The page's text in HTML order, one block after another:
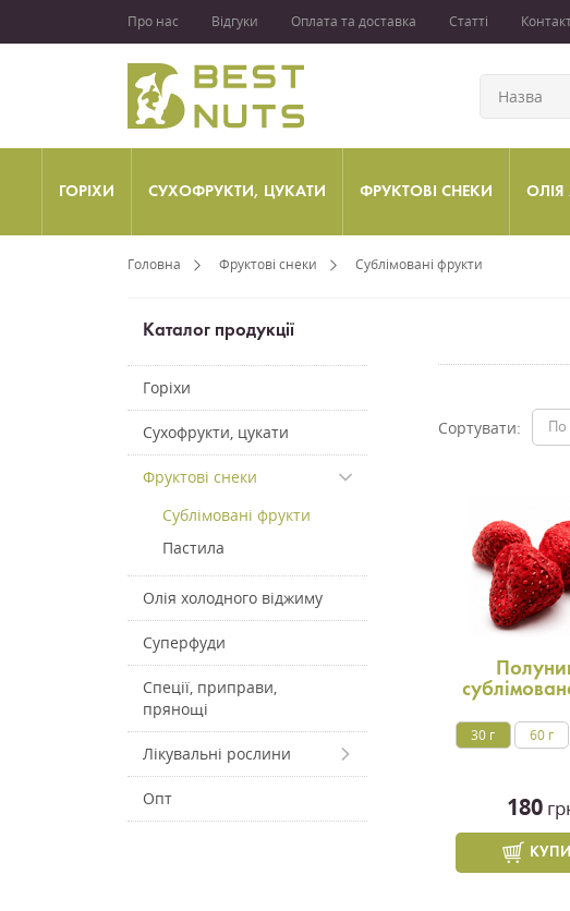
Про нас Відгуки Оплата та доставка Статті
ГОРІХИ СУХОФРУКТИ, ЦУКАТИ ФРУКТОВІ СНЕКИ
Головна Фруктові снеки Сублімовані фрукти
Каталог продукції
Горіхи
Сухофрукти, цукати
Фруктові снеки
Сублімовані фрукти
Пастила
Олія холодного віджиму
Суперфуди
Спеції, приправи,
прянощі
Лікувальні рослини
Опт
Сортувати: По
30 г 60 г
180